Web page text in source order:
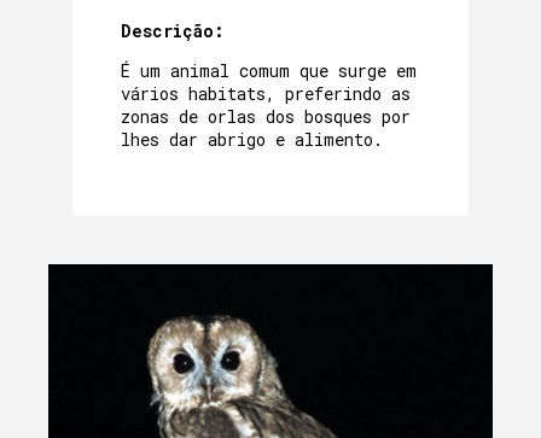
Descrição:
É um animal comum que surge em
vários habitats, preferindo as
zonas de orlas dos bosques por
lhes dar abrigo e alimento.